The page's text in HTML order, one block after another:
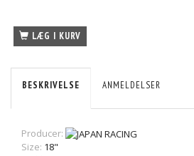
LÆG I KURV
BESKRIVELSE ANMELDELSER
Producer:
Size: 18"